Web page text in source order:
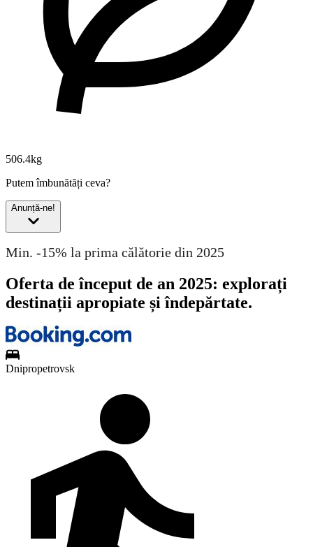
506.4kg
Putem îmbunătăți ceva?
Anunță-ne!
Min. -15% la prima călătorie din 2025
Oferta de început de an 2025: explorați
destinații apropiate și îndepărtate.
Dnipropetrovsk